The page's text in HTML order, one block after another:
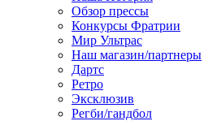
Обзор прессы
Конкурсы Фратрии
Мир Ультрас
Наш магазин/партнеры
Дартс
Ретро
Эксклюзив
Регби/гандбол